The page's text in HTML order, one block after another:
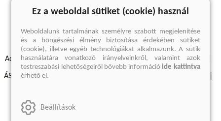
A keresett kifejezésre nincs találat
Adatvédelmi szabályzatok Elállási felmondási nyilatkozat
ÁSZF - Vásárlási feltételek
Szállítási információk
Ez a weboldal sütiket (cookie) használ
Weboldalunk tartalmának személyre szabott megjelenítése
és a böngészési élmény biztosítása érdekében sütiket
(cookie), illetve egyéb technológiákat alkalmazunk. A sütik
használatára vonatkozó irányelveinkről, valamint azok
testreszabási lehetőségeiről bővebb információide kattintva
érhető el.
Beállítások